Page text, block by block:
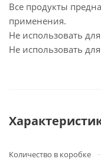
Все продукты
применения.
Не использовать
Не использовать
Количество в коробке